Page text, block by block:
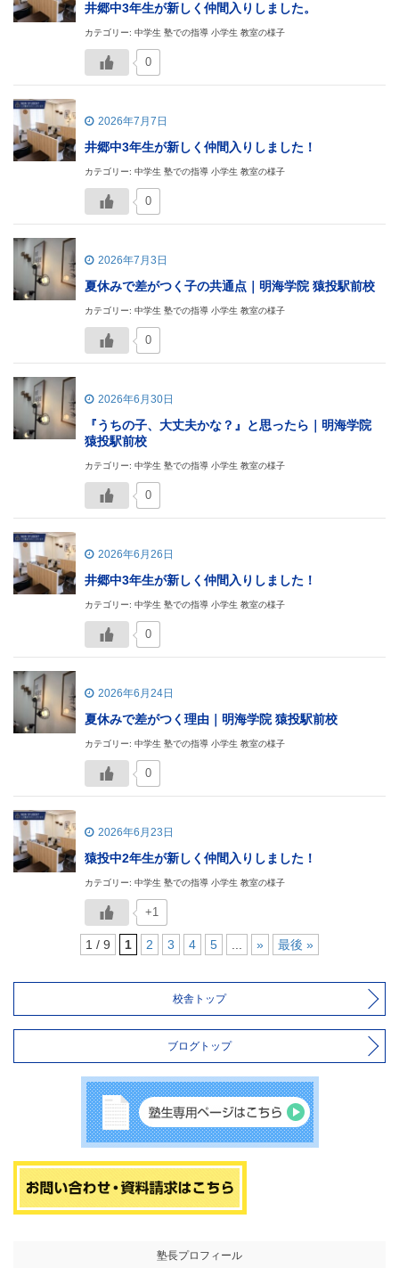
井郷中3年生が新しく仲間入りしました。
カテゴリー: 中学生 塾での指導 小学生 教室の様子
0
2026年7月7日
井郷中3年生が新しく仲間入りしました！
カテゴリー: 中学生 塾での指導 小学生 教室の様子
0
2026年7月3日
夏休みで差がつく子の共通点｜明海学院 猿投駅前校
カテゴリー: 中学生 塾での指導 小学生 教室の様子
0
2026年6月30日
『うちの子、大丈夫かな？』と思ったら｜明海学院
猿投駅前校
カテゴリー: 中学生 塾での指導 小学生 教室の様子
0
2026年6月26日
井郷中3年生が新しく仲間入りしました！
カテゴリー: 中学生 塾での指導 小学生 教室の様子
0
2026年6月24日
夏休みで差がつく理由｜明海学院 猿投駅前校
カテゴリー: 中学生 塾での指導 小学生 教室の様子
0
2026年6月23日
猿投中2年生が新しく仲間入りしました！
カテゴリー: 中学生 塾での指導 小学生 教室の様子
+1
1 / 9 1 2 3 4 5 » 最後 »
校舎トップ
ブログトップ
塾長プロフィール